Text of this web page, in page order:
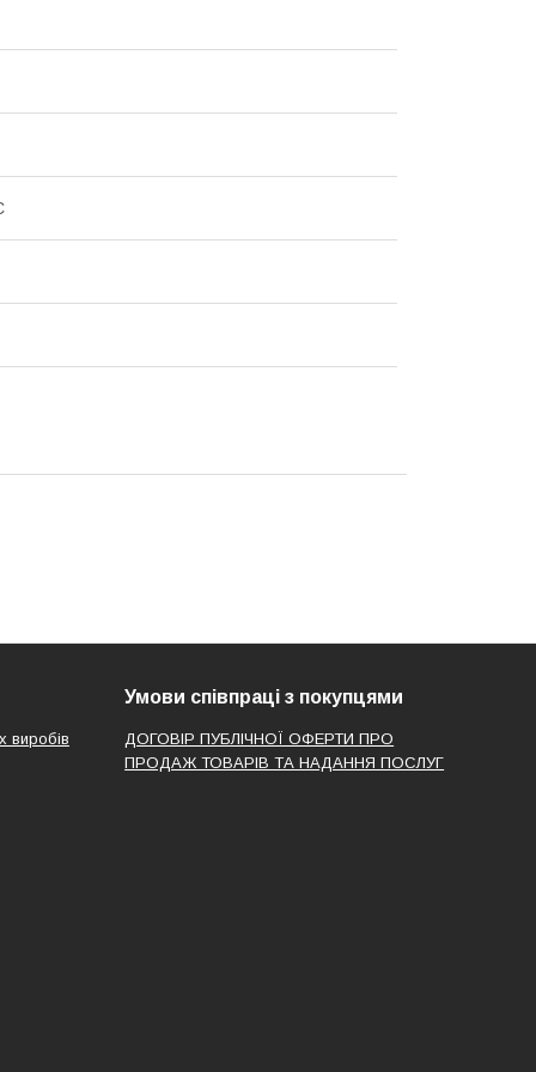
виробів
Умови співпраці з покупцями
ДОГОВІР ПУБЛІЧНОЇ ОФЕРТИ ПРО
ПРОДАЖ ТОВАРІВ ТА НАДАННЯ ПОСЛУГ